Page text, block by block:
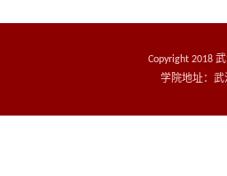
Copyright 2018
学院地址：